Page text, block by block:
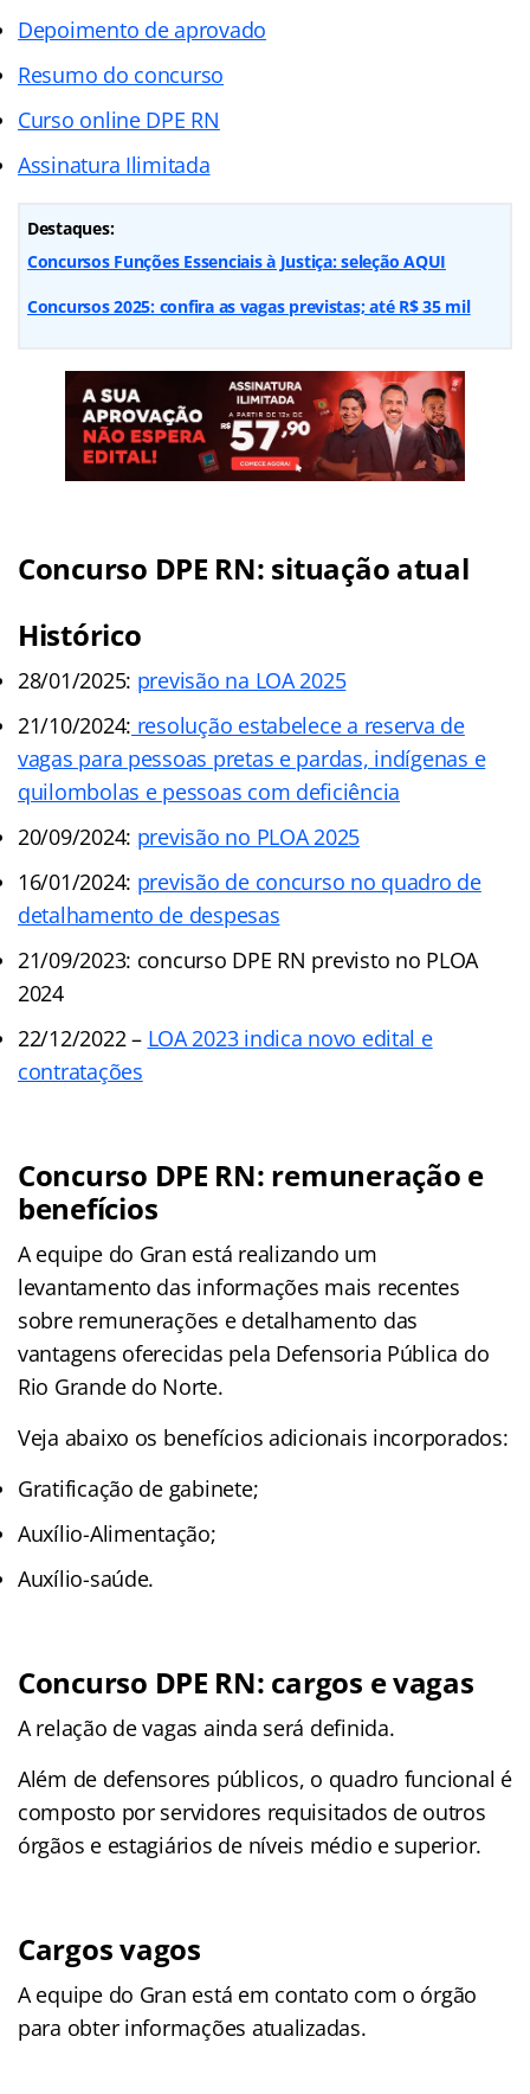
Depoimento de aprovado
Resumo do concurso
Curso online DPE RN
Assinatura Ilimitada
Destaques:
Concursos Funções Essenciais à Justiça: seleção AQUI
Concursos 2025: confira as vagas previstas; até R$ 35 mil
Concurso DPE RN: situação atual
Histórico
28/01/2025: previsão na LOA 2025
21/10/2024: resolução estabelece a reserva de
vagas para pessoas pretas e pardas, indígenas e
quilombolas e pessoas com deficiência
20/09/2024: previsão no PLOA 2025
16/01/2024: previsão de concurso no quadro de
detalhamento de despesas
21/09/2023: concurso DPE RN previsto no PLOA
2024
22/12/2022 – LOA 2023 indica novo edital e
contratações
Concurso DPE RN: remuneração e
benefícios
A equipe do Gran está realizando um
levantamento das informações mais recentes
sobre remunerações e detalhamento das
vantagens oferecidas pela Defensoria Pública do
Rio Grande do Norte.
Veja abaixo os benefícios adicionais incorporados:
Gratificação de gabinete;
Auxílio-Alimentação;
Auxílio-saúde.
Concurso DPE RN: cargos e vagas
A relação de vagas ainda será definida.
Além de defensores públicos, o quadro funcional é
composto por servidores requisitados de outros
órgãos e estagiários de níveis médio e superior.
Cargos vagos
A equipe do Gran está em contato com o órgão
para obter informações atualizadas.